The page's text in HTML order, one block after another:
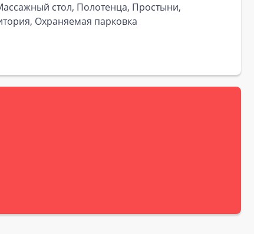
стол, Полотенца, Простыни,
Охраняемая парковка